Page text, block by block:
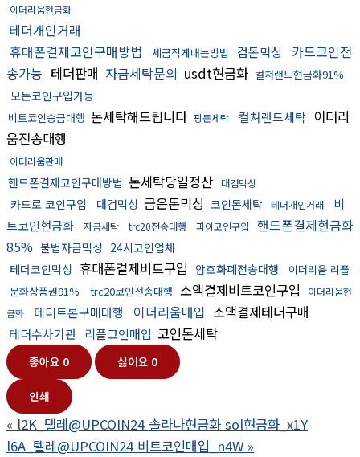
이더리움현금화
테더개인거래
휴대폰결제코인구매방법
세금적게내는방법 검돈믹싱
카드코인전
송가능 테더판매 자금세탁문의 usdt현금화 컬쳐랜드현금화91%
모든코인구입가능
비트코인송금대행 돈세탁해드립니다 핑돈세탁 컬쳐랜드세탁 이더리
움전송대행
이더리움판매
핸드폰결제코인구매방법 돈세탁당일정산 대검믹싱
카드로 코인구입 대검믹싱 금은돈믹싱 코인돈세탁 테더개인거래
비
트코인현금화
자금세탁 trc20전송대행 파이코인구입
핸드폰결제현금화
85% 불법자금믹싱 24시코인업체
테더코인믹싱 휴대폰결제비트구입 암호화폐전송대행
이더리움 리플
문화상품권91%
trc20코인전송대행 소액결제비트코인구입
이더리움현
금화
테더트론구매대행 이더리움매입 소액결제테더구매
테더수사기관 리플코인매입 코인돈세탁
좋아요 0 싫어요 0
인쇄
« l2K_텔레@UPCOIN24 솔라나현금화 sol현금화_x1Y
l6A_텔레@UPCOIN24 비트코인매입_n4W »